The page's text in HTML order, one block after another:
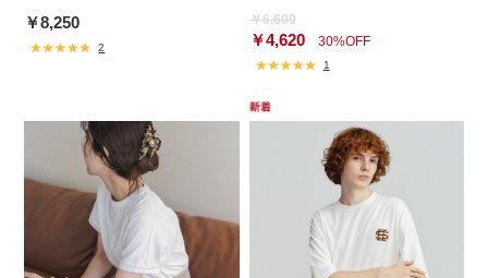
￥8,250
2
￥6,600
￥4,62030%OFF
1